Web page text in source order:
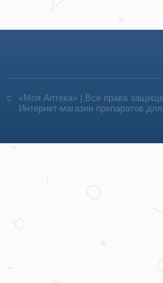
«Моя Аптека» | Все права
Интернет-магазин препаратов